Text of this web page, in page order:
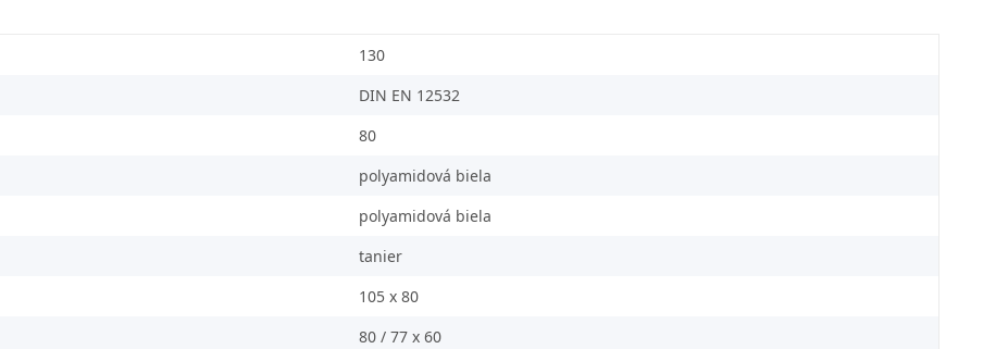
130
DIN EN 12532
80
polyamidová biela
polyamidová biela
tanier
105 x 80
80 / 77 x 60